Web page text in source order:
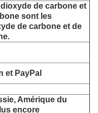
de carbone et
sont les
de carbone et de
et PayPal
Amérique du
encore